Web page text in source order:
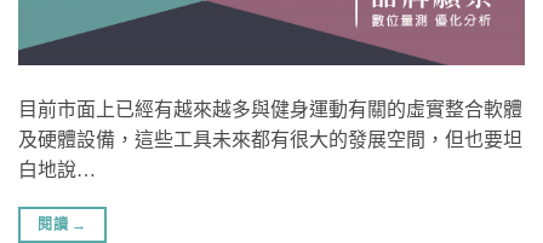
目前市面上已經有越來越多與健身運動有關的虛實整合軟體
及硬體設備，這些工具未來都有很大的發展空間，但也要坦
白地說…
閱讀 →